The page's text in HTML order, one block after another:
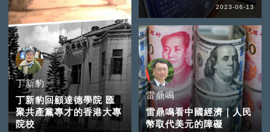
丁新豹
丁新豹回顧達德學院 匯
聚共產黨專才的香港大專
院校
2023-06-13
雷鼎鳴
雷鼎鳴看中國經濟｜人民
幣取代美元的障礙